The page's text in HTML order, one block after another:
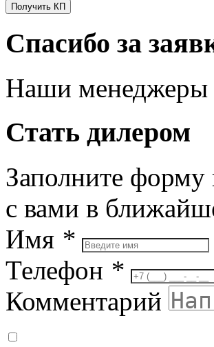
Получить КП
Спасибо за
Наши менеджеры
Стать дилером
Заполните
с вами в
Имя *
Телефон *
Комментарий